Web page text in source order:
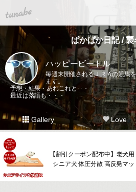
tuna.be
ぱかぱか日記 / 襲
ハッピービートル
毎週末開催されるＪＲＡの競馬
ます。
予想・結果・あれこれと･･・
最近は落語も・・・
Gallery Love
【割引クーポン配布中】老犬
シニア犬 体圧分散 高反発マ